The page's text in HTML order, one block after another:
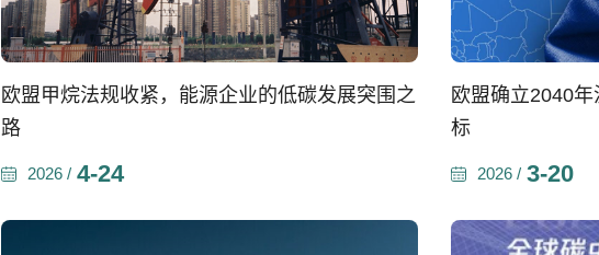
欧盟甲烷法规收紧，能源企业的低碳发展突围之
路
2026 / 4-24
欧盟确立2040
标
2026 / 3-20